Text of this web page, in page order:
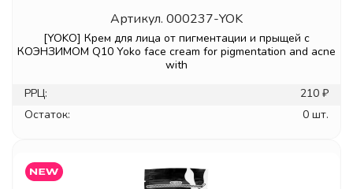
Артикул. 000237-YOK
[YOKO] Крем для лица от пигментации и прыщей с
КОЭНЗИМОМ Q10 Yoko face cream for pigmentation and acne
with
РРЦ:
210 ₽
Остаток:
0 шт.